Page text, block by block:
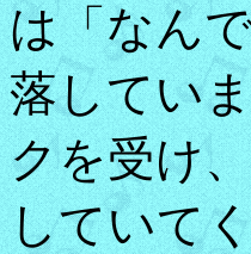
は「なん
落してい
クを受け
していて